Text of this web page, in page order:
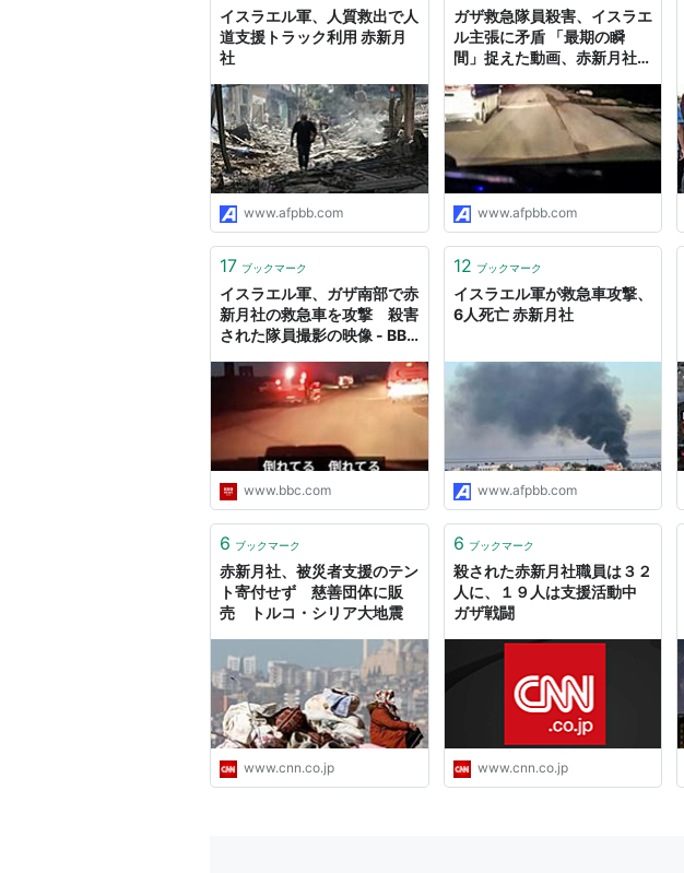
イスラエル軍、人質救出で人
道支援トラック利用 赤新月
社
www.afpbb.com
ガザ救急隊員殺害、イスラエ
ル主張に矛盾 「最期の瞬
間」捉えた動画、赤新月社が
www.afpbb.com
17 ブックマーク
イスラエル軍、ガザ南部で赤
新月社の救急車を攻撃 殺害
された隊員撮影の映像 - BBC
www.bbc.com
12 ブックマーク
イスラエル軍が救急車攻撃、
6人死亡 赤新月社
www.afpbb.com
6 ブックマーク
赤新月社、被災者支援のテン
ト寄付せず 慈善団体に販
売 トルコ・シリア大地震
www.cnn.co.jp
6 ブックマーク
殺された赤新月社職員は３２
人に、１９人は支援活動中
ガザ戦闘
www.cnn.co.jp